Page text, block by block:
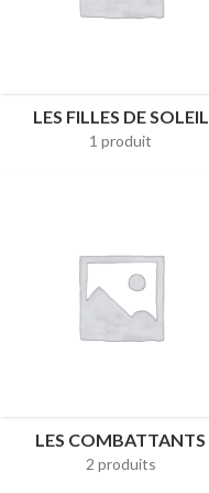
LES FILLES DE SOLEIL
1 produit
LES COMBATTANTS
2 produits